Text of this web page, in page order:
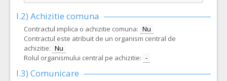
I.2) Achizitie comuna
Contractul implica o achizitie comuna: Nu
Contractul este atribuit de un organism central de
achizitie: Nu
Rolul organismului central pe achizitie: -
I.3) Comunicare